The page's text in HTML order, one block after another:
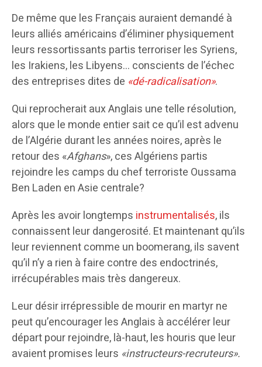
De même que les Français auraient demandé à
leurs alliés américains d’éliminer physiquement
leurs ressortissants partis terroriser les Syriens,
les Irakiens, les Libyens… conscients de l’échec
des entreprises dites de «dé-radicalisation».
Qui reprocherait aux Anglais une telle résolution,
alors que le monde entier sait ce qu’il est advenu
de l’Algérie durant les années noires, après le
retour des «Afghans», ces Algériens partis
rejoindre les camps du chef terroriste Oussama
Ben Laden en Asie centrale?
Après les avoir longtemps instrumentalisés, ils
connaissent leur dangerosité. Et maintenant qu’ils
leur reviennent comme un boomerang, ils savent
qu’il n’y a rien à faire contre des endoctrinés,
irrécupérables mais très dangereux.
Leur désir irrépressible de mourir en martyr ne
peut qu’encourager les Anglais à accélérer leur
départ pour rejoindre, là-haut, les houris que leur
avaient promises leurs «instructeurs-recruteurs».